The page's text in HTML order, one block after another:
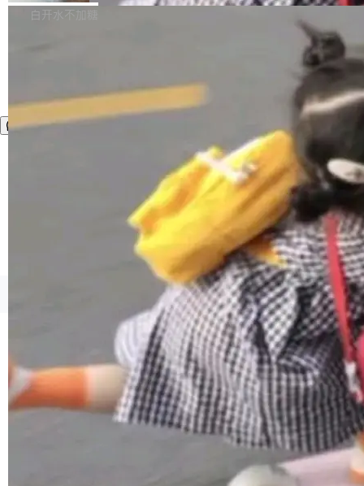
技术判断。 两行 prompt 就能个性化任何软件 C
ness 的内测，可以回复或私信联系我。请附上
Harness 负责把能力落到真实环境中——调用工
具、读写文件、管理上下文、处理错误、完成闭
环。崔添翼招人的标...
型的预览版本 SenseNova U1.5-Lite-Preview。
理解、推理、生成与编辑，还仅以 8B-MoT 的轻
量大小，将能力推进到4K、更精细的真实质感、
更复杂的视觉控制和可持续迭代编辑。 相比 U
1，U1.5-Lite-Preview 在以下方向上带来了显著
提升： 原生支持4K图像生成； 更精细的局部纹
理、细节与真实世界质感； 更准确的中英文文字
生成与复杂版式组织； 更稳定的图...
白开水不加糖
©OSCHINA(OSChina.NET) 京ICP备2025119063号